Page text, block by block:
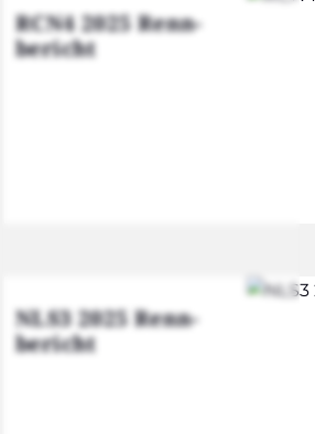
RCN4 2025 Renn­
be­richt
NLS3 2025 Renn­
be­richt